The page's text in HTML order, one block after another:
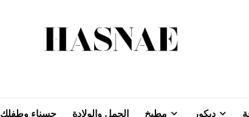
ديكور مطبخ الحمل والولادة حسناء وطفلك